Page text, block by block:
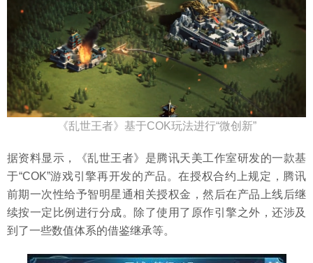
《乱世王者》基于COK玩法进行“微创新”
据资料显示，《乱世王者》是腾讯天美工作室研发的一款基
于“COK”游戏引擎再开发的产品。在授权合约上规定，腾讯
前期一次性给予智明星通相关授权金，然后在产品上线后继
续按一定比例进行分成。除了使用了原作引擎之外，还涉及
到了一些数值体系的借鉴继承等。